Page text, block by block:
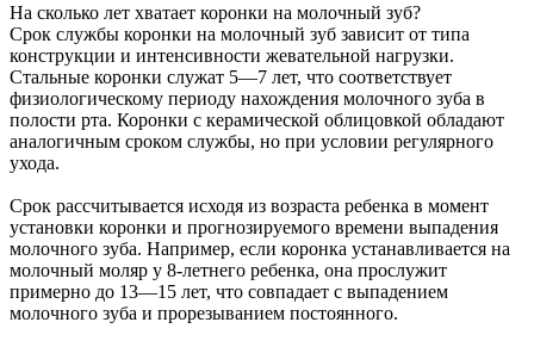
На сколько лет хватает коронки на молочный зуб?
Срок службы коронки на молочный зуб зависит от типа
конструкции и интенсивности жевательной нагрузки.
Стальные коронки служат 5—7 лет, что соответствует
физиологическому периоду нахождения молочного зуба в
полости рта. Коронки с керамической облицовкой обладают
аналогичным сроком службы, но при условии регулярного
ухода.
Срок рассчитывается исходя из возраста ребенка в момент
установки коронки и прогнозируемого времени выпадения
молочного зуба. Например, если коронка устанавливается на
молочный моляр у 8-летнего ребенка, она прослужит
примерно до 13—15 лет, что совпадает с выпадением
молочного зуба и прорезыванием постоянного.